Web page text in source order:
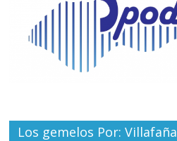
Los gemelos Por: Villafaña